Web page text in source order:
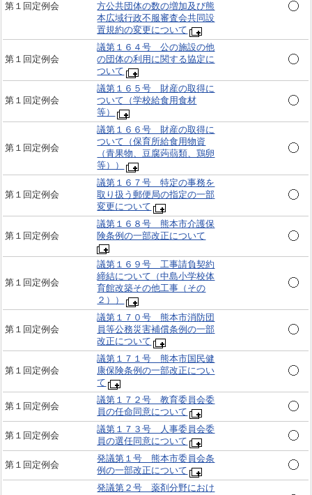
第１回定例会
方公共団体の数の増加及び熊
本広域行政不服審査会共同設
置規約の変更について
第１回定例会
議第１６４号 公の施設の他
の団体の利用に関する協定に
ついて
第１回定例会
議第１６５号 財産の取得に
ついて（学校給食用食材
等）
第１回定例会
議第１６６号 財産の取得に
ついて（保育所給食用物資
（青果物、豆腐蒟蒻類、鶏卵
等））
第１回定例会
議第１６７号 特定の事務を
取り扱う郵便局の指定の一部
変更について
第１回定例会
議第１６８号 熊本市介護保
険条例の一部改正について
第１回定例会
議第１６９号 工事請負契約
締結について（中島小学校体
育館改築その他工事（その
２））
第１回定例会
議第１７０号 熊本市消防団
員等公務災害補償条例の一部
改正について
第１回定例会
議第１７１号 熊本市国民健
康保険条例の一部改正につい
て
第１回定例会
議第１７２号 教育委員会委
員の任命同意について
第１回定例会
議第１７３号 人事委員会委
員の選任同意について
第１回定例会
発議第１号 熊本市委員会条
例の一部改正について
発議第２号 薬剤分野におけ